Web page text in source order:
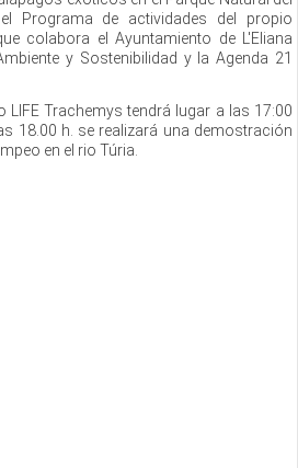
Programa de actividades del propio
colabora el Ayuntamiento de L'Eliana
y Sostenibilidad y la Agenda 21
LIFE Trachemys tendrá lugar a las 17:00
18.00 h. se realizará una demostración
en el rio Túria.